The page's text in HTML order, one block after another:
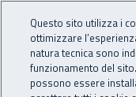
INAIL -
Questo sito utilizza i
ottimizzare
natura tecnica sono
funzionamento del
possono essere